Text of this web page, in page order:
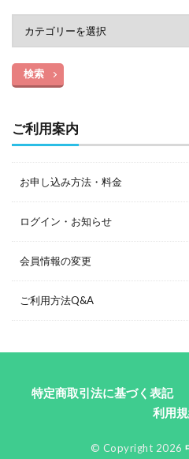
検索
ご利用案内
お申し込み方法・料金
ログイン・お知らせ
会員情報の変更
ご利用方法Q&A
特定商取引法に基づく表記
利用
© Copyright 2026